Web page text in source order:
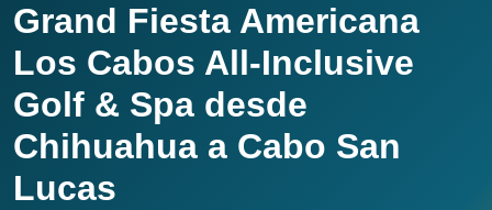
Grand Fiesta Americana
Los Cabos All-Inclusive
Golf & Spa desde
Chihuahua a Cabo San
Lucas